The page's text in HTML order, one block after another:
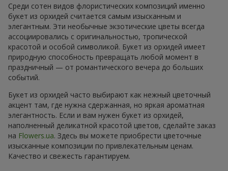
Среди сотен видов флористических композиций именно
букет из орхидей считается самым изысканным и
элегантным. Эти необычные экзотические цветы всегда
ассоциировались с оригинальностью, тропической
красотой и особой символикой. Букет из орхидей имеет
природную способность превращать любой момент в
праздничный — от романтического вечера до больших
событий.
Букет из орхидей часто выбирают как нежный цветочный
акцент там, где нужна сдержанная, но яркая ароматная
элегантность. Если и вам нужен букет из орхидей,
наполненный деликатной красотой цветов, сделайте заказ
на Flowers.ua. Здесь вы можете приобрести цветочные
изысканные композиции по привлекательным ценам.
Качество и свежесть гарантируем.